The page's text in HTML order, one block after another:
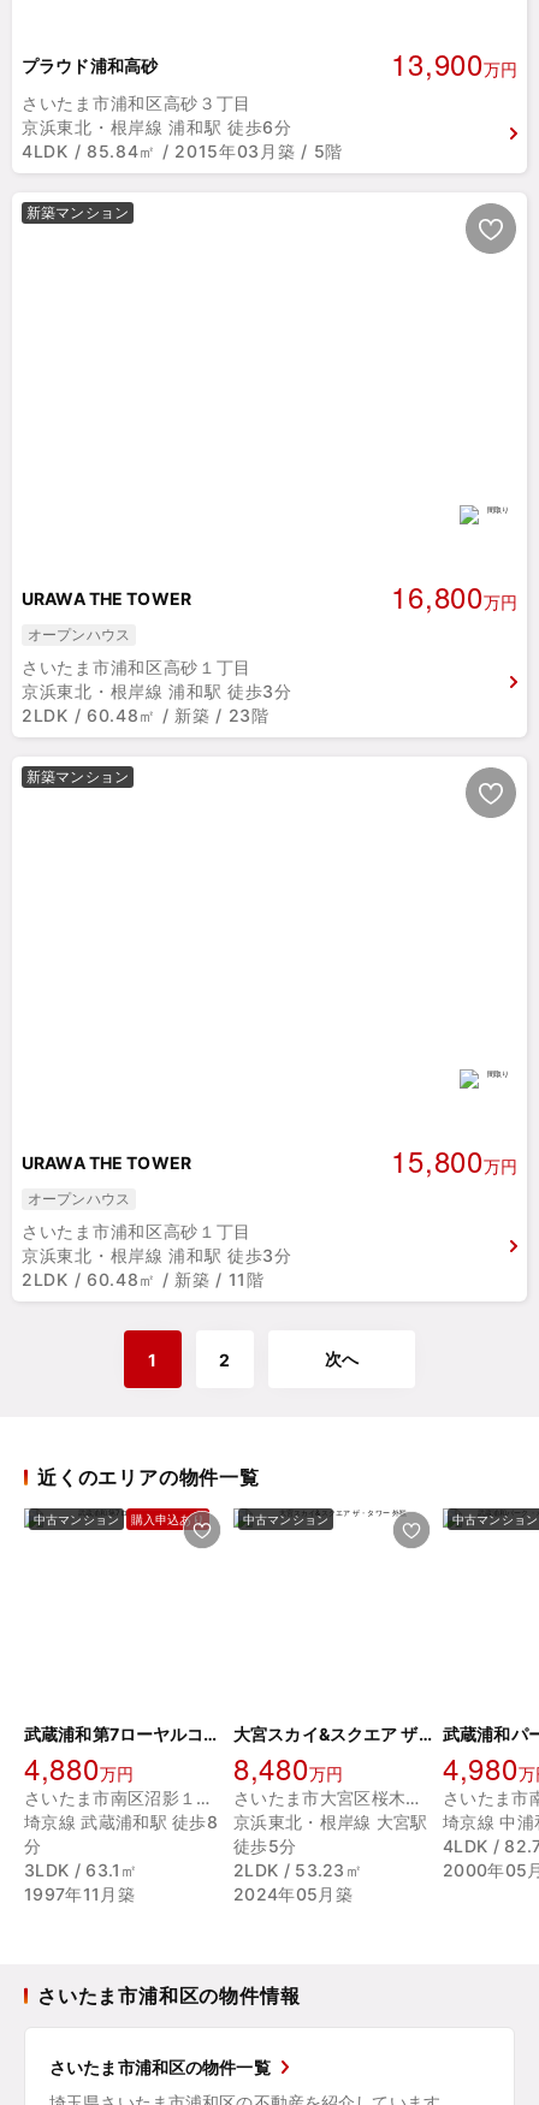
プラウド浦和高砂 13,900万円
さいたま市浦和区高砂３丁目
京浜東北・根岸線 浦和駅 徒歩6分
4LDK / 85.84㎡ / 2015年03月築 / 5階
新築マンション
URAWA THE TOWER 16,800万円
オープンハウス
さいたま市浦和区高砂１丁目
京浜東北・根岸線 浦和駅 徒歩3分
2LDK / 60.48㎡ / 新築 / 23階
新築マンション
URAWA THE TOWER 15,800万円
オープンハウス
さいたま市浦和区高砂１丁目
京浜東北・根岸線 浦和駅 徒歩3分
2LDK / 60.48㎡ / 新築 / 11階
1 2 次へ
近くのエリアの物件一覧
中古マンション 購入申込あり
武蔵浦和第7ローヤルコーポ
4,880万円
さいたま市南区沼影１丁目
埼京線 武蔵浦和駅 徒歩8
分
3LDK / 63.1㎡
1997年11月築
中古マンション
大宮スカイ&スクエア ザ・タワー
8,480万円
さいたま市大宮区桜木町２丁目
京浜東北・根岸線 大宮駅
徒歩5分
2LDK / 53.23㎡
2024年05月築
中古マンション
4,980万
埼京線 中
4LDK /
2000年05
さいたま市浦和区の物件情報
さいたま市浦和区の物件一覧